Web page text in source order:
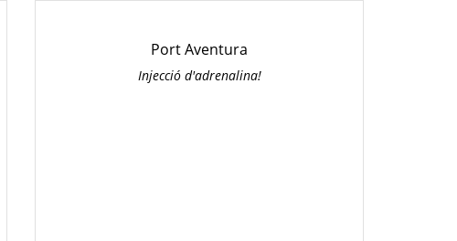
Port Aventura
Injecció d'adrenalina!